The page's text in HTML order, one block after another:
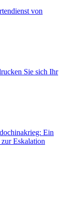
von
Sie sich Ihr
Ein
Eskalation